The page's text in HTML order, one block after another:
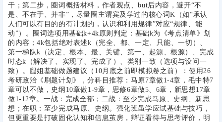
干；第二步，圈词概括材料，作者观点、but后内容，避开“不
是、不在于、并非”，尽量圈主谓宾及学过的核心词K（如“承认
人们可以有目的的有计划的，认识和利用规律”对应“规律、能
动”）。圈词选项用基础k+4k原则判定：基础k为《考点清单》划
的内容；4k包括绝对表述k（完全、都、一定、只能、一切）、
第一梯队k（决定、根本、最、关键、第一、起源、根源）、完成
时态k（解决了、实现了、完成了）、类别一致（选项与设问一
致）。腿姐基础做题建议（10月底之前即模拟卷之前）：使用26
考研政治《刷题计划》，分科目推荐：马原7章做1-4章，毛中特7
章可以不做，史纲10章做1-9章，思修6章做5、6章，新思想17章
做1-12章。一战：完成全部；二战：至少完成马原、史纲、新思
想；在职：至少完成马原、史纲。强化班虽学应试基础与技巧，
但更重要是打破固化认知和信息茧房，辩证看待与思考评价，明